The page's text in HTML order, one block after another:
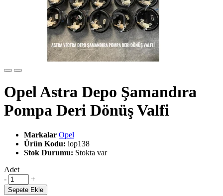
Opel Astra Depo Şamandıra
Pompa Deri Dönüş Valfi
Markalar Opel
Ürün Kodu: iop138
Stok Durumu: Stokta var
Adet
-
+
Sepete Ekle